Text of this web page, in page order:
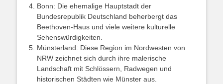
Bonn: Die ehemalige Hauptstadt der
Bundesrepublik Deutschland beherbergt das
Beethoven-Haus und viele weitere kulturelle
Sehenswürdigkeiten.
Münsterland: Diese Region im Nordwesten von
NRW zeichnet sich durch ihre malerische
Landschaft mit Schlössern, Radwegen und
historischen Städten wie Münster aus.